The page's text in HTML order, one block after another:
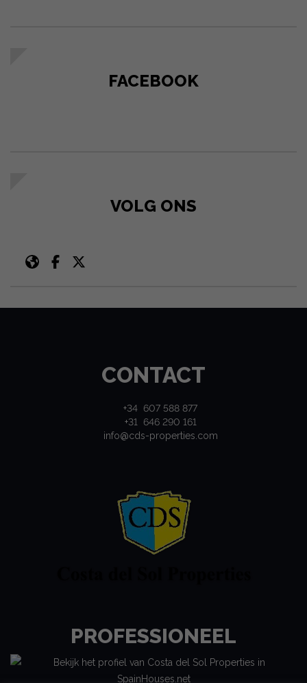
FACEBOOK
VOLG ONS
CONTACT
+34 607 588 877
+31 646 290 161
info@cds-properties.com
PROFESSIONEEL